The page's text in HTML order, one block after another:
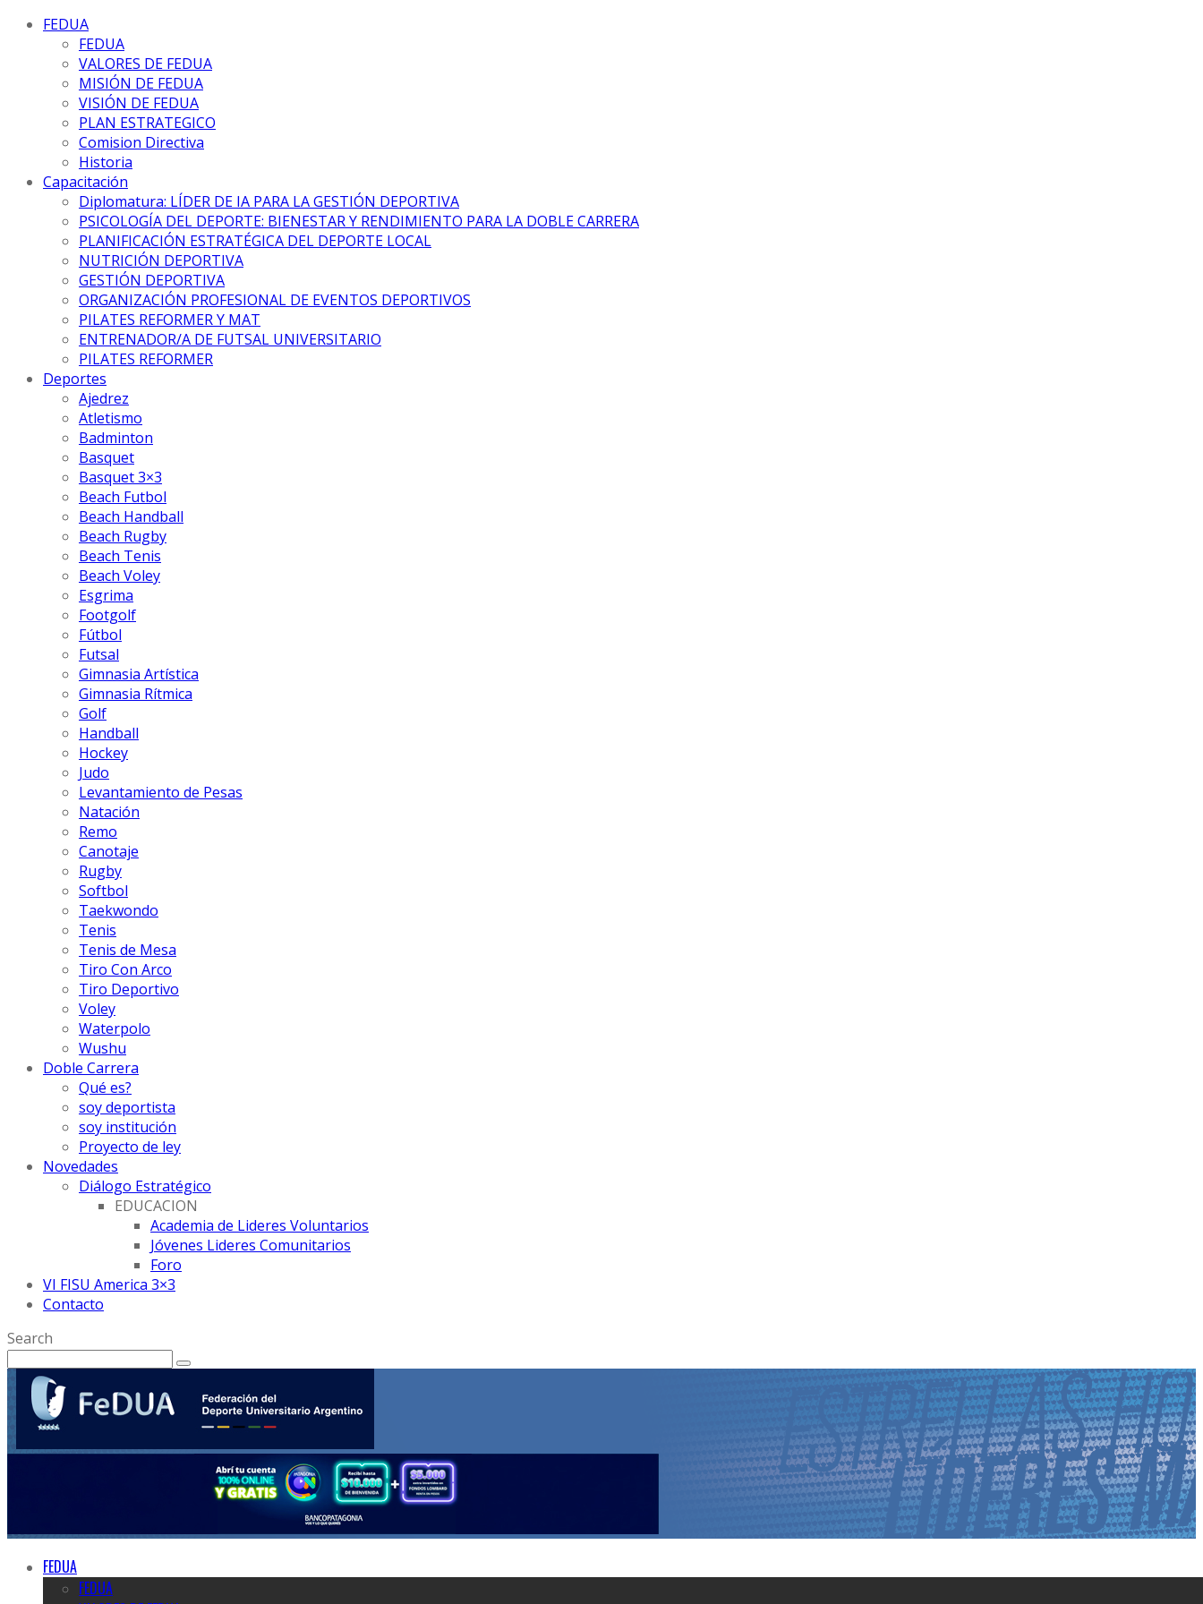
FEDUA
FEDUA
VALORES DE FEDUA
MISIÓN DE FEDUA
VISIÓN DE FEDUA
PLAN ESTRATEGICO
Comision Directiva
Historia
Capacitación
Diplomatura: LÍDER DE IA PARA LA GESTIÓN DEPORTIVA
PSICOLOGÍA DEL DEPORTE: BIENESTAR Y RENDIMIENTO PARA LA DOBLE CARRERA
PLANIFICACIÓN ESTRATÉGICA DEL DEPORTE LOCAL
NUTRICIÓN DEPORTIVA
GESTIÓN DEPORTIVA
ORGANIZACIÓN PROFESIONAL DE EVENTOS DEPORTIVOS
PILATES REFORMER Y MAT
ENTRENADOR/A DE FUTSAL UNIVERSITARIO
PILATES REFORMER
Deportes
Ajedrez
Atletismo
Badminton
Basquet
Basquet 3×3
Beach Futbol
Beach Handball
Beach Rugby
Beach Tenis
Beach Voley
Esgrima
Footgolf
Fútbol
Futsal
Gimnasia Artística
Gimnasia Rítmica
Golf
Handball
Hockey
Judo
Levantamiento de Pesas
Natación
Remo
Canotaje
Rugby
Softbol
Taekwondo
Tenis
Tenis de Mesa
Tiro Con Arco
Tiro Deportivo
Voley
Waterpolo
Wushu
Doble Carrera
Qué es?
soy deportista
soy institución
Proyecto de ley
Novedades
Diálogo Estratégico
EDUCACION
Academia de Lideres Voluntarios
Jóvenes Lideres Comunitarios
Foro
VI FISU America 3×3
Contacto
Search
FEDUA
FEDUA